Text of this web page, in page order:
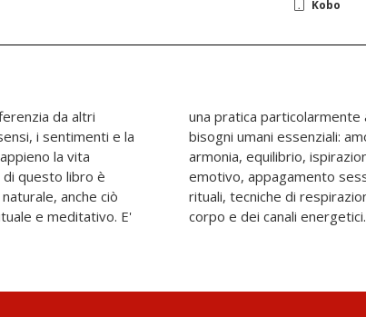
Kobo
da altri
i sentimenti e la
la vita
questo libro è
anche ciò
e meditativo. E'
e soddisfa molti
intimità, gioia,
fisico ed
Utilizza mantra,
purificazione del
corpo e dei canali energetici.